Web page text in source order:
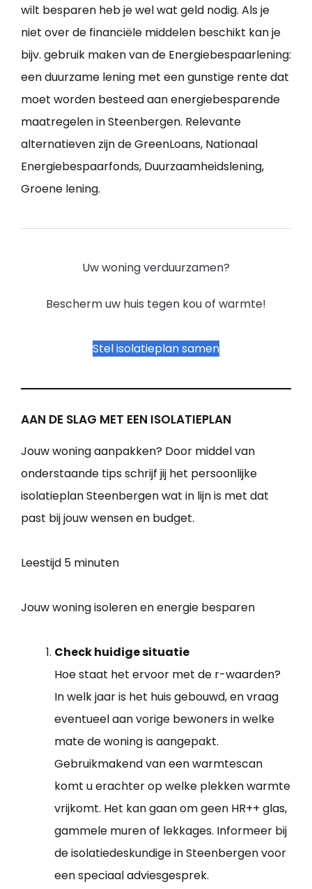
wilt besparen heb je wel wat geld nodig. Als je
niet over de financiële middelen beschikt kan je
bijv. gebruik maken van de Energiebespaarlening:
een duurzame lening met een gunstige rente dat
moet worden besteed aan energiebesparende
maatregelen in Steenbergen. Relevante
alternatieven zijn de GreenLoans, Nationaal
Energiebespaarfonds, Duurzaamheidslening,
Groene lening.
Uw woning verduurzamen?
Bescherm uw huis tegen kou of warmte!
Stel isolatieplan samen
AAN DE SLAG MET EEN ISOLATIEPLAN
Jouw woning aanpakken? Door middel van
onderstaande tips schrijf jij het persoonlijke
isolatieplan Steenbergen wat in lijn is met dat
past bij jouw wensen en budget.
Leestijd 5 minuten
Jouw woning isoleren en energie besparen
Check huidige situatie
Hoe staat het ervoor met de r-waarden?
In welk jaar is het huis gebouwd, en vraag
eventueel aan vorige bewoners in welke
mate de woning is aangepakt.
Gebruikmakend van een warmtescan
komt u erachter op welke plekken warmte
vrijkomt. Het kan gaan om geen HR++ glas,
gammele muren of lekkages. Informeer bij
de isolatiedeskundige in Steenbergen voor
een speciaal adviesgesprek.